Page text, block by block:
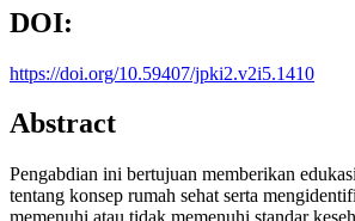
DOI:
https://doi.org/10.59407/jpki2.v2i5.1410
Abstract
Pengabdian ini bertujuan memberikan
tentang konsep rumah sehat serta